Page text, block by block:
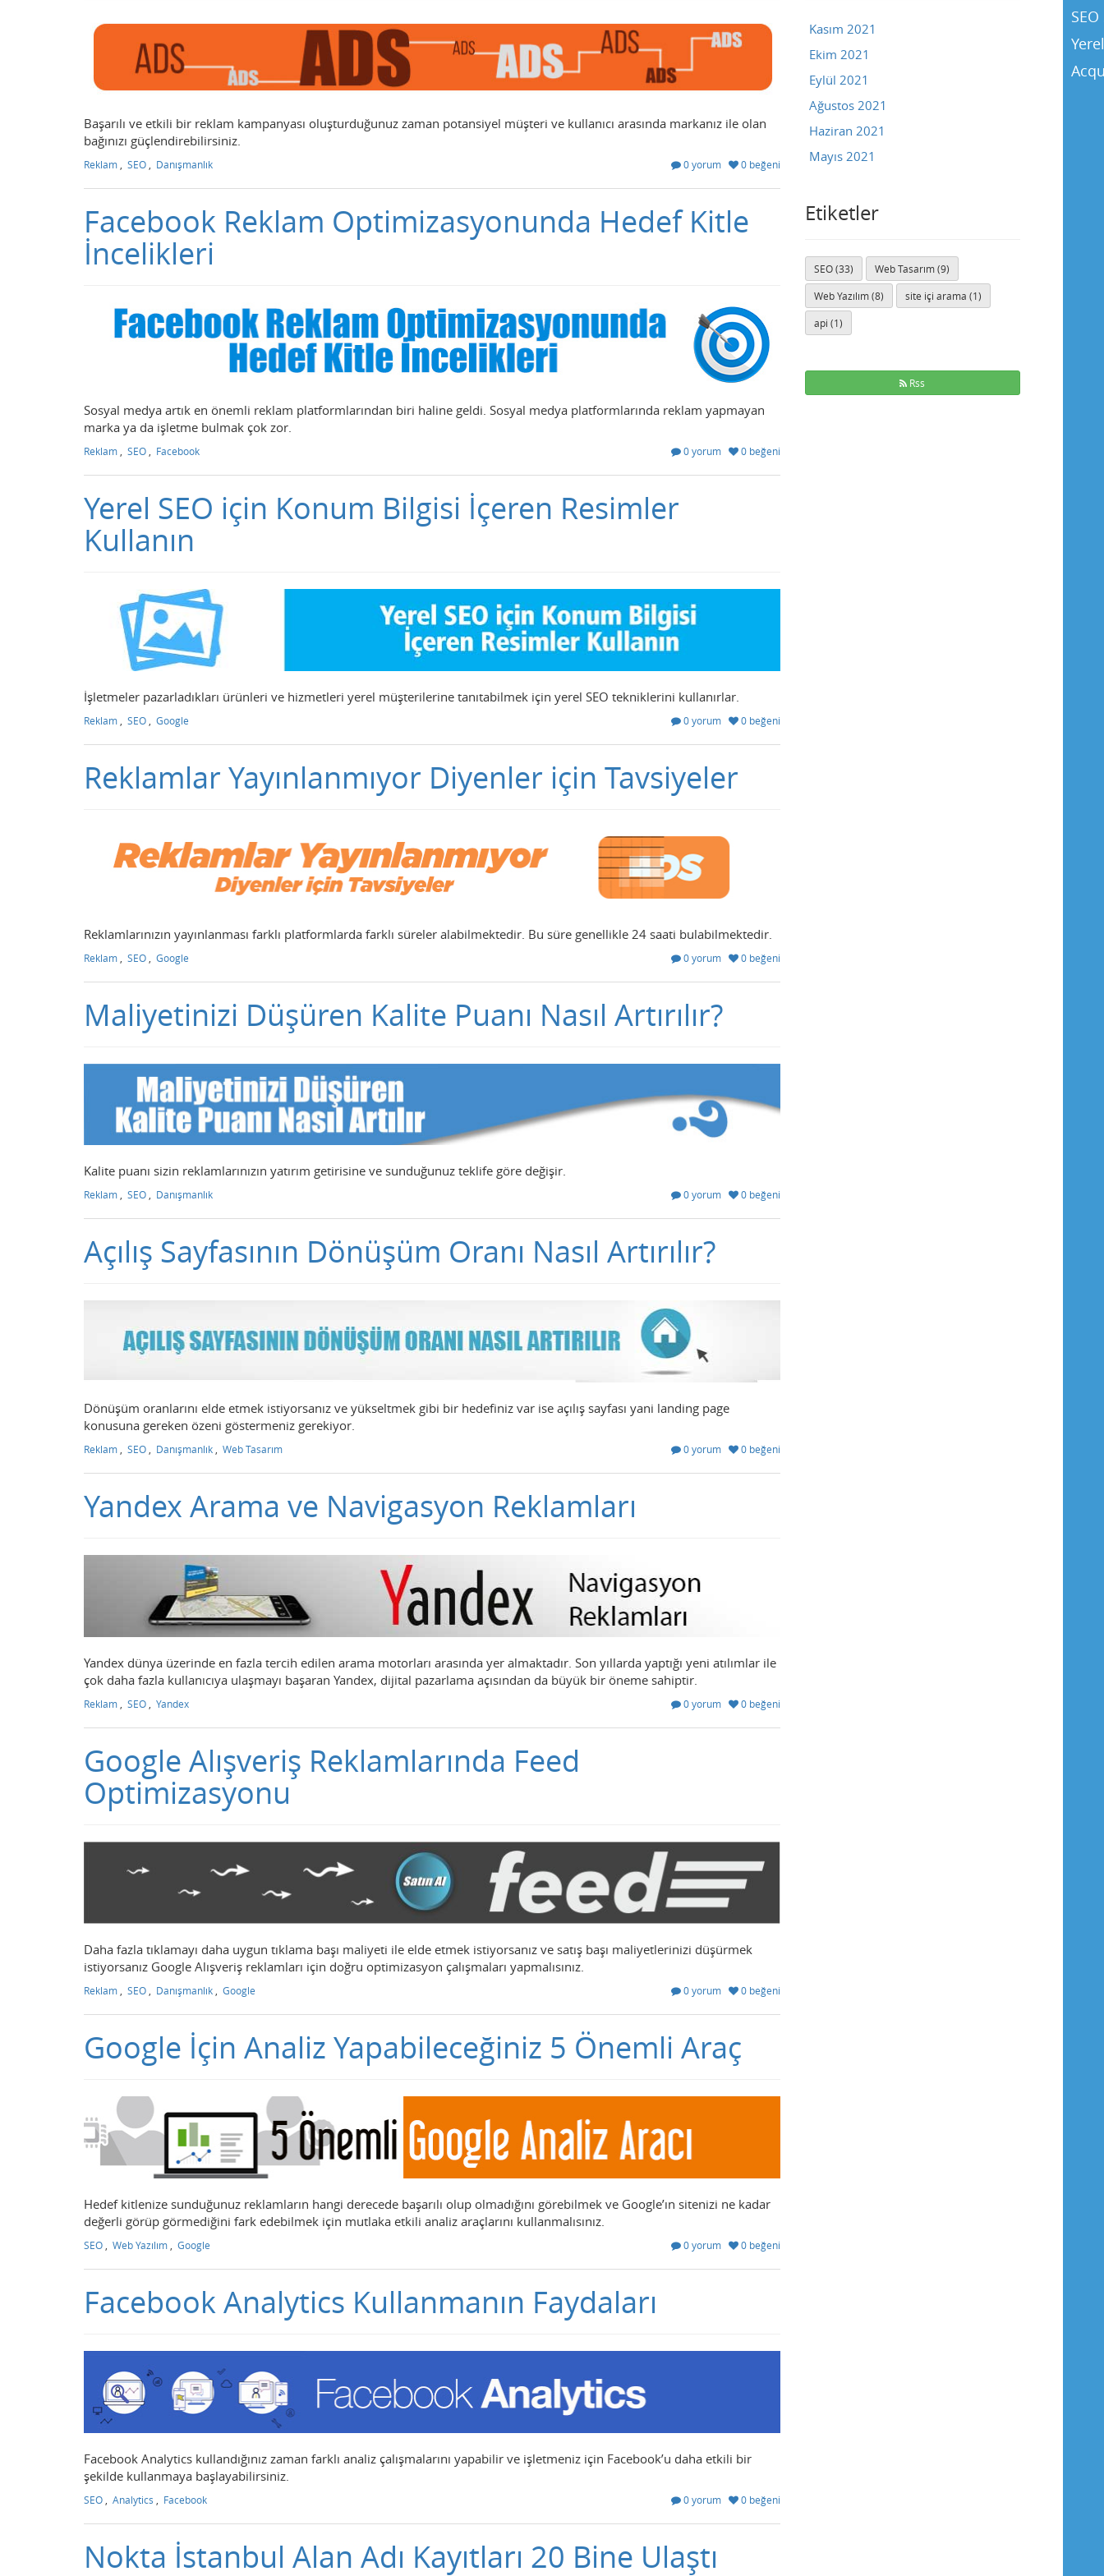
Başarılı ve etkili bir reklam kampanyası oluşturduğunuz zaman potansiyel müşteri ve kullanıcı arasında markanız ile olan
bağınızı güçlendirebilirsiniz.
Reklam , SEO , Danışmanlık 0 yorum 0 beğeni
Facebook Reklam Optimizasyonunda Hedef Kitle
İncelikleri
Sosyal medya artık en önemli reklam platformlarından biri haline geldi. Sosyal medya platformlarında reklam yapmayan
marka ya da işletme bulmak çok zor.
Reklam SEO Facebook 0 yorum 0 beğeni
Yerel SEO için Konum Bilgisi İçeren Resimler
Kullanın
İşletmeler pazarladıkları ürünleri ve hizmetleri yerel müşterilerine tanıtabilmek için yerel SEO tekniklerini kullanırlar.
Reklam SEO Google 0 yorum 0 beğeni
Reklamlar Yayınlanmıyor Diyenler için Tavsiyeler
Reklamlarınızın yayınlanması farklı platformlarda farklı süreler alabilmektedir. Bu süre genellikle 24 saati bulabilmektedir.
Reklam SEO Google 0 yorum 0 beğeni
Maliyetinizi Düşüren Kalite Puanı Nasıl Artırılır?
Kalite puanı sizin reklamlarınızın yatırım getirisine ve sunduğunuz teklife göre değişir.
Reklam , SEO , Danışmanlık 0 yorum 0 beğeni
Açılış Sayfasının Dönüşüm Oranı Nasıl Artırılır?
Dönüşüm oranlarını elde etmek istiyorsanız ve yükseltmek gibi bir hedefiniz var ise açılış sayfası yani landing page
konusuna gereken özeni göstermeniz gerekiyor.
Reklam SEO Danışmanlık Web Tasarım 0 yorum 0 beğeni
Yandex Arama ve Navigasyon Reklamları
Yandex dünya üzerinde en fazla tercih edilen arama motorları arasında yer almaktadır. Son yıllarda yaptığı yeni atılımlar ile
çok daha fazla kullanıcıya ulaşmayı başaran Yandex, dijital pazarlama açısından da büyük bir öneme sahiptir.
Reklam SEO Yandex 0 yorum 0 beğeni
Google Alışveriş Reklamlarında Feed
Optimizasyonu
Daha fazla tıklamayı daha uygun tıklama başı maliyeti ile elde etmek istiyorsanız ve satış başı maliyetlerinizi düşürmek
istiyorsanız Google Alışveriş reklamları için doğru optimizasyon çalışmaları yapmalısınız.
Reklam , SEO , Danışmanlık , Google 0 yorum 0 beğeni
Google İçin Analiz Yapabileceğiniz 5 Önemli Araç
Hedef kitlenize sunduğunuz reklamların hangi derecede başarılı olup olmadığını görebilmek ve Google’ın sitenizi ne kadar
değerli görüp görmediğini fark edebilmek için mutlaka etkili analiz araçlarını kullanmalısınız.
SEO Web Yazılım Google 0 yorum 0 beğeni
Facebook Analytics Kullanmanın Faydaları
Facebook Analytics kullandığınız zaman farklı analiz çalışmalarını yapabilir ve işletmeniz için Facebook’u daha etkili bir
şekilde kullanmaya başlayabilirsiniz.
SEO Analytics Facebook 0 yorum 0 beğeni
Nokta İstanbul Alan Adı Kayıtları 20 Bine Ulaştı
Kasım 2021
Ekim 2021
Eylül 2021
Ağustos 2021
Haziran 2021
Mayıs 2021
Etiketler
SEO (33) Web Tasarım (9)
Web Yazılım (8) site içi arama (1)
api (1)
Rss